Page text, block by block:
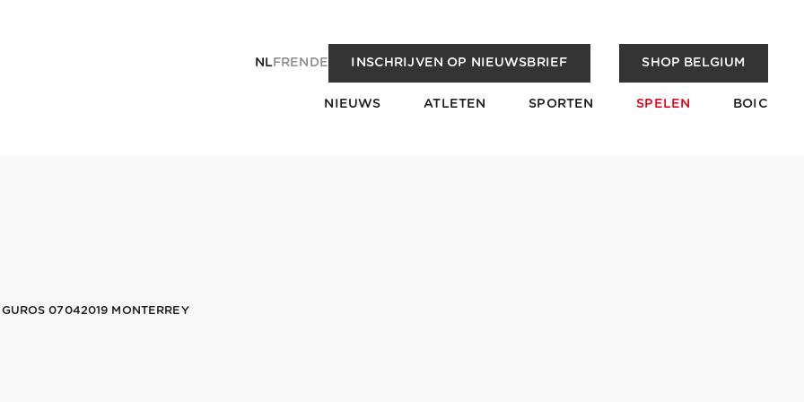
NLFREN DE INSCHRIJVEN OP NIEUWSBRIEF SHOP BELGIUM
NIEUWS ATLETEN SPORTEN SPELEN BOIC
07042019 MONTERREY